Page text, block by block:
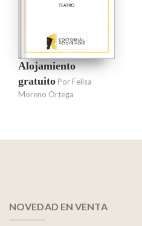
Alojamiento
gratuito Por Felisa
Moreno Ortega
NOVEDAD EN VENTA